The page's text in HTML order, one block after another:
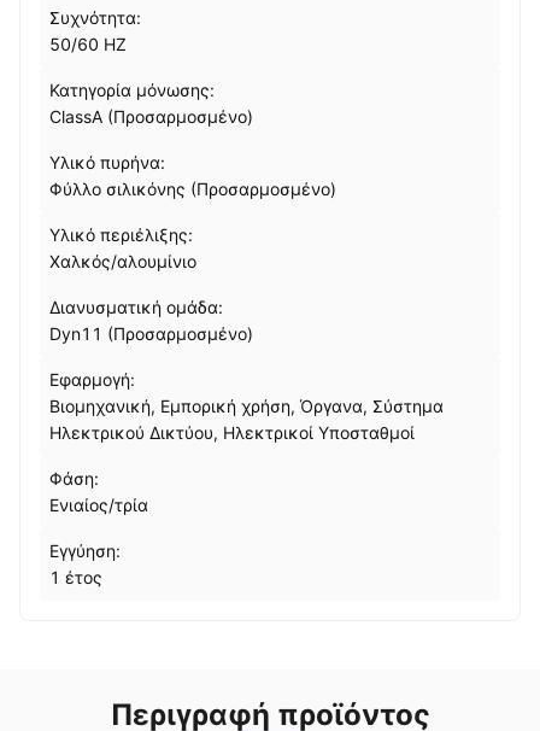
Συχνότητα:
50/60 HZ
Κατηγορία μόνωσης:
ClassA (Προσαρμοσμένο)
Υλικό πυρήνα:
Φύλλο σιλικόνης (Προσαρμοσμένο)
Υλικό περιέλιξης:
Χαλκός/αλουμίνιο
Διανυσματική ομάδα:
Dyn11 (Προσαρμοσμένο)
Εφαρμογή:
Βιομηχανική, Εμπορική χρήση, Όργανα, Σύστημα
Ηλεκτρικού Δικτύου, Ηλεκτρικοί Υποσταθμοί
Φάση:
Ενιαίος/τρία
Εγγύηση:
1 έτος
Περιγραφή προϊόντος